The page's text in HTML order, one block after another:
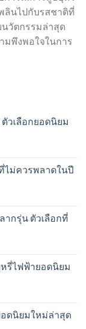
ลินไปกับรสชาติที่
วัตกรรมล่าสุด
พึงพอใจในการ
วเลือกยอดนิยม
ไม่ควรพลาดในปี
ากรุ่น ตัวเลือกที่
รี่ไฟฟ้ายอดนิยม
อดนิยมใหม่ล่าสุด